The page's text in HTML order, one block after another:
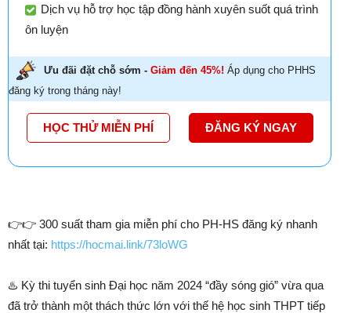
Dịch vụ hỗ trợ học tập đồng hành xuyên suốt quá trình
ôn luyện
Ưu đãi đặt chỗ sớm - Giảm đến 45%! Áp dụng cho PHHS
đăng ký trong tháng này!
HỌC THỬ MIỄN PHÍ ĐĂNG KÝ NGAY
👉👉 300 suất tham gia miễn phí cho PH-HS đăng ký nhanh
nhất tại: https://hocmai.link/73loWG
♨️ Kỳ thi tuyển sinh Đại học năm 2024 “đầy sóng gió” vừa qua
đã trở thành một thách thức lớn với thế hệ học sinh THPT tiếp